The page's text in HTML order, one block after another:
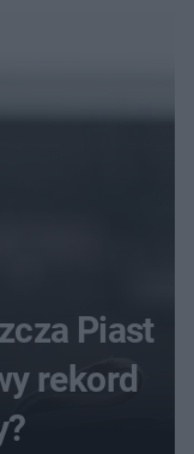
Piast
rekord